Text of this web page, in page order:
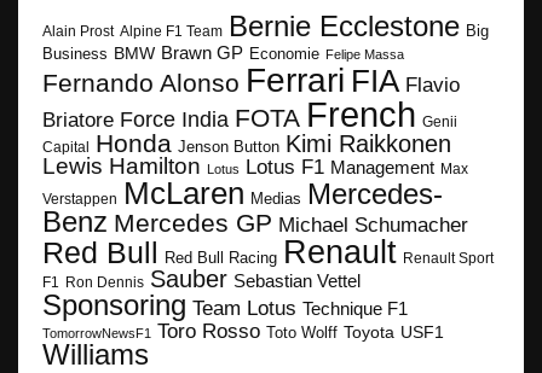
Alain Prost Alpine F1 Team Bernie Ecclestone Big
Business BMW Brawn GP Economie Felipe Massa
Fernando Alonso Ferrari FIA Flavio
Briatore Force India FOTA French Genii
Capital
Honda Jenson Button Kimi Raikkonen
Lewis Hamilton Lotus Lotus F1 Management Max
Verstappen McLaren Medias
Mercedes-
Benz Mercedes GP Michael Schumacher
Red Bull Red Bull Racing Renault Renault Sport
F1 Ron Dennis Sauber Sebastian Vettel
Sponsoring Team Lotus Technique F1
TomorrowNewsF1 Toro Rosso Toto Wolff Toyota USF1
Williams